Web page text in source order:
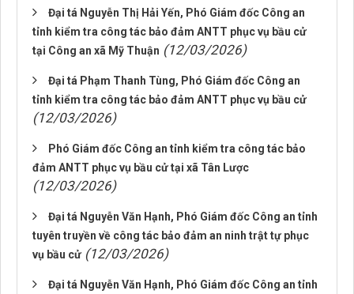
Đại tá Nguyễn Thị Hải Yến, Phó Giám đốc Công an
tỉnh kiểm tra công tác bảo đảm ANTT phục vụ bầu cử
tại Công an xã Mỹ Thuận (12/03/2026)
Đại tá Phạm Thanh Tùng, Phó Giám đốc Công an
tỉnh kiểm tra công tác bảo đảm ANTT phục vụ bầu cử
(12/03/2026)
Phó Giám đốc Công an tỉnh kiểm tra công tác bảo
đảm ANTT phục vụ bầu cử tại xã Tân Lược
(12/03/2026)
Đại tá Nguyễn Văn Hạnh, Phó Giám đốc Công an tỉnh
tuyên truyền về công tác bảo đảm an ninh trật tự phục
vụ bầu cử (12/03/2026)
Đại tá Nguyễn Văn Hạnh, Phó Giám đốc Công an tỉnh